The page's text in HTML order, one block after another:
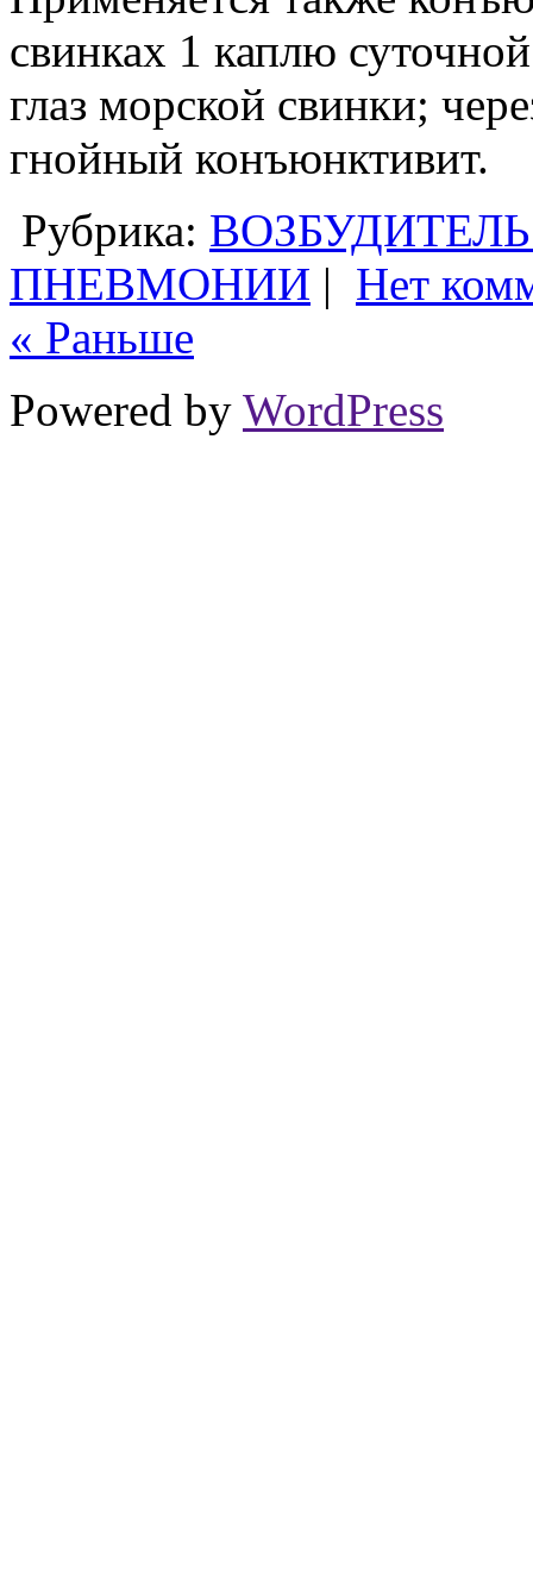
свинках 1 каплю
глаз морской свинки;
гнойный конъюнктивит.
Рубрика:
ПНЕВМОНИИ | Нет
« Раньше
Powered by WordPress